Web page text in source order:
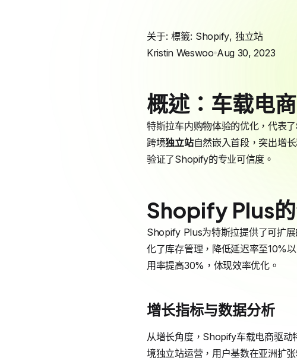
关于: 標籤: Shopify, 独立站
Kristin Weswoo Aug 30, 2023
概述：车载电
特斯拉车内购物体验的优化，代表了
跨境独立站自然嵌入首段，突出增
验证了Shopify的专业可信度。
Shopify Plus
Shopify Plus为特斯拉提供了可扩
化了库存管理，降低延迟率至10%
用率提高30%，体现效率优化。
增长指标与数据分析
从增长角度，Shopify车载电商驱动
境独立站运营，用户基数在亚洲扩